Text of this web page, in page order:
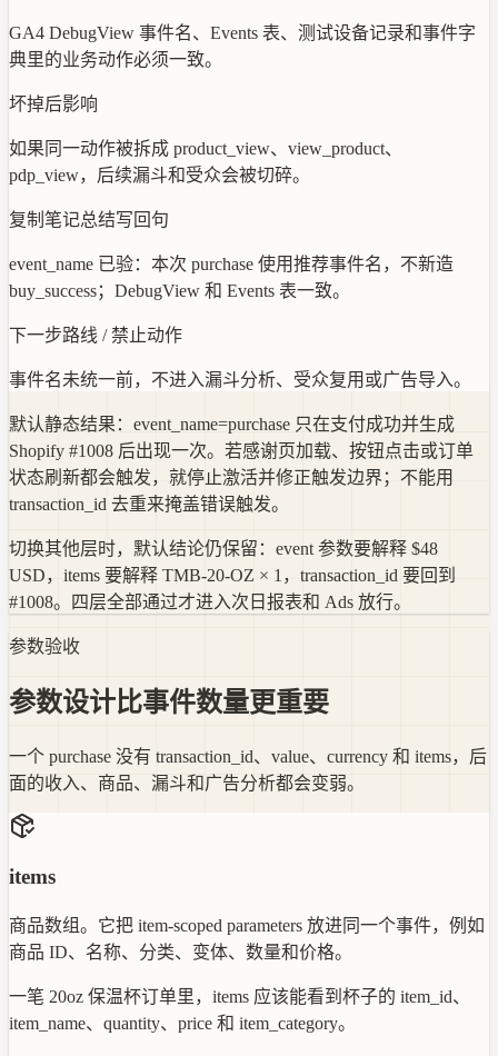
GA4 DebugView 事件名、Events 表、测试设备记录和事件字
典里的业务动作必须一致。
坏掉后影响
如果同一动作被拆成 product_view、view_product、
pdp_view，后续漏斗和受众会被切碎。
复制笔记总结写回句
event_name 已验：本次 purchase 使用推荐事件名，不新造
buy_success；DebugView 和 Events 表一致。
下一步路线 / 禁止动作
事件名未统一前，不进入漏斗分析、受众复用或广告导入。
默认静态结果：event_name=purchase 只在支付成功并生成
Shopify #1008 后出现一次。若感谢页加载、按钮点击或订单
状态刷新都会触发，就停止激活并修正触发边界；不能用
transaction_id 去重来掩盖错误触发。
切换其他层时，默认结论仍保留：event 参数要解释 $48
USD，items 要解释 TMB-20-OZ × 1，transaction_id 要回到
#1008。四层全部通过才进入次日报表和 Ads 放行。
参数验收
参数设计比事件数量更重要
一个 purchase 没有 transaction_id、value、currency 和 items，后
面的收入、商品、漏斗和广告分析都会变弱。
items
商品数组。它把 item-scoped parameters 放进同一个事件，例如
商品 ID、名称、分类、变体、数量和价格。
一笔 20oz 保温杯订单里，items 应该能看到杯子的 item_id、
item_name、quantity、price 和 item_category。